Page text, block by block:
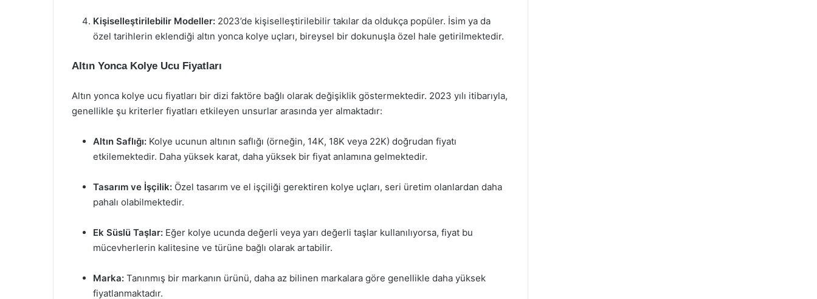
Kişiselleştirilebilir Modeller: 2023’de kişiselleştirilebilir takılar da oldukça popüler. İsim ya da
özel tarihlerin eklendiği altın yonca kolye uçları, bireysel bir dokunuşla özel hale getirilmektedir.
Altın Yonca Kolye Ucu Fiyatları
Altın yonca kolye ucu fiyatları bir dizi faktöre bağlı olarak değişiklik göstermektedir. 2023 yılı itibarıyla,
genellikle şu kriterler fiyatları etkileyen unsurlar arasında yer almaktadır:
Altın Saflığı: Kolye ucunun altının saflığı (örneğin, 14K, 18K veya 22K) doğrudan fiyatı
etkilemektedir. Daha yüksek karat, daha yüksek bir fiyat anlamına gelmektedir.
Tasarım ve İşçilik: Özel tasarım ve el işçiliği gerektiren kolye uçları, seri üretim olanlardan daha
pahalı olabilmektedir.
Ek Süslü Taşlar: Eğer kolye ucunda değerli veya yarı değerli taşlar kullanılıyorsa, fiyat bu
mücevherlerin kalitesine ve türüne bağlı olarak artabilir.
Marka: Tanınmış bir markanın ürünü, daha az bilinen markalara göre genellikle daha yüksek
fiyatlanmaktadır.